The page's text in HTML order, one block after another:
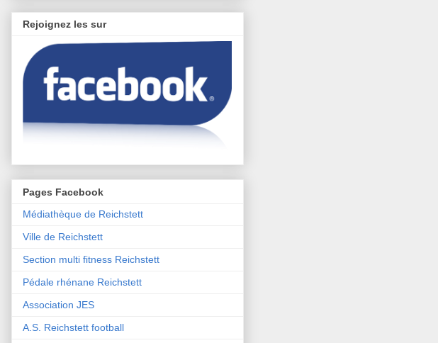
Rejoignez les sur
Pages Facebook
Médiathèque de Reichstett
Ville de Reichstett
Section multi fitness Reichstett
Pédale rhénane Reichstett
Association JES
A.S. Reichstett football